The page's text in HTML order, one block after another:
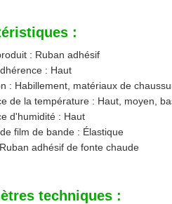
:
: Ruban adhésif
: Haut
: Habillement, matériaux de
de la température : Haut, moyen,
d'humidité : Haut
film de bande : Élastique
adhésif de fonte chaude
techniques :